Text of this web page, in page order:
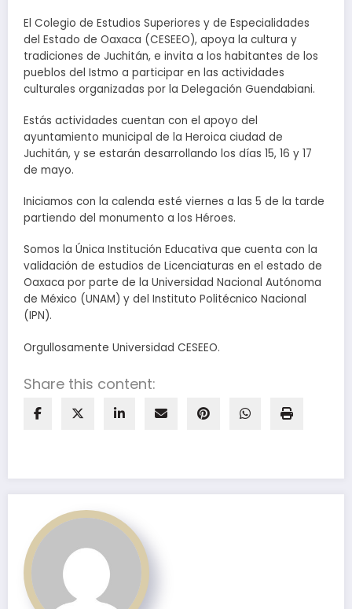
El Colegio de Estudios Superiores y de Especialidades
del Estado de Oaxaca (CESEEO), apoya la cultura y
tradiciones de Juchitán, e invita a los habitantes de los
pueblos del Istmo a participar en las actividades
culturales organizadas por la Delegación Guendabiani.
Estás actividades cuentan con el apoyo del
ayuntamiento municipal de la Heroica ciudad de
Juchitán, y se estarán desarrollando los días 15, 16 y 17
de mayo.
Iniciamos con la calenda esté viernes a las 5 de la tarde
partiendo del monumento a los Héroes.
Somos la Única Institución Educativa que cuenta con la
validación de estudios de Licenciaturas en el estado de
Oaxaca por parte de la Universidad Nacional Autónoma
de México (UNAM) y del Instituto Politécnico Nacional
(IPN).
Orgullosamente Universidad CESEEO.
Share this content: